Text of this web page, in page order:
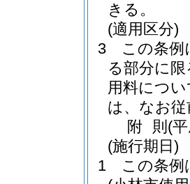
きる。
(適用区分)
3
この条例
る部分に限
用料につ
は、なお
附 則 (
(施行期日)
1
この条例